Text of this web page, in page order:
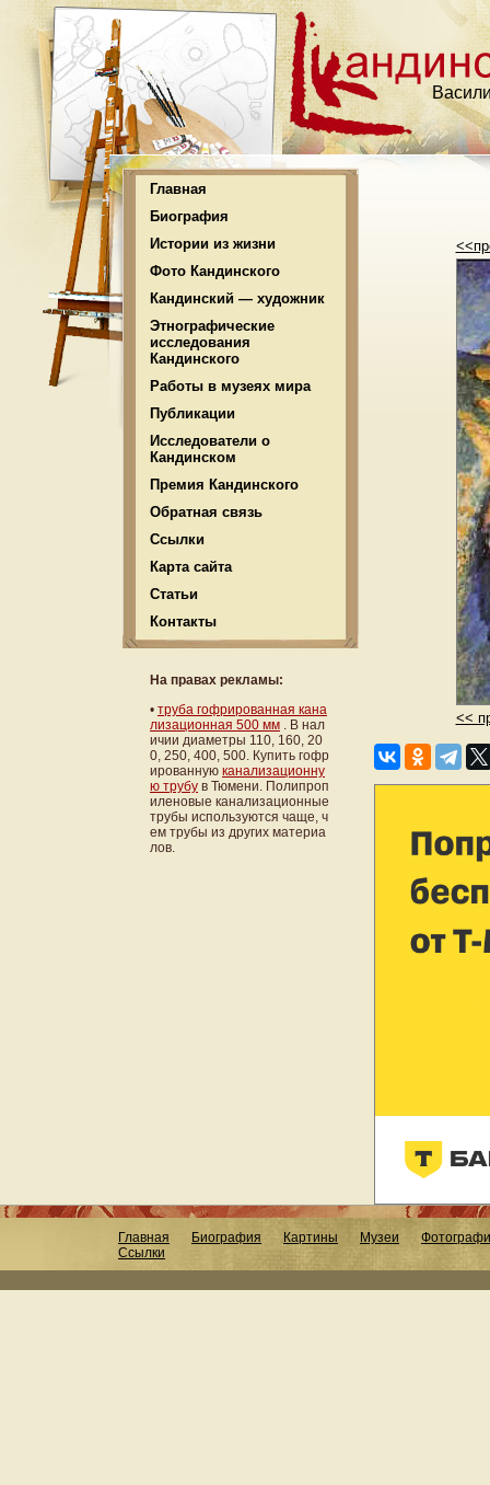
Главная
Биография
Истории из жизни
Фото Кандинского
Кандинский — художник
Этнографические
исследования
Кандинского
Работы в музеях мира
Публикации
Исследователи о
Кандинском
Премия Кандинского
Обратная связь
Ссылки
Карта сайта
Статьи
Контакты
На правах рекламы:
• труба гофрированная кана
лизационная 500 мм . В нал
ичии диаметры 110, 160, 20
0, 250, 400, 500. Купить гофр
ированную канализационну
ю трубу в Тюмени. Полипроп
иленовые канализационные
трубы используются чаще, ч
ем трубы из других материа
лов.
<<
Главная Биография Картины Музеи
Ссылки